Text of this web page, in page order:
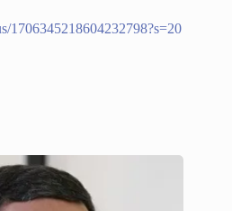
1706345218604232798?s=20